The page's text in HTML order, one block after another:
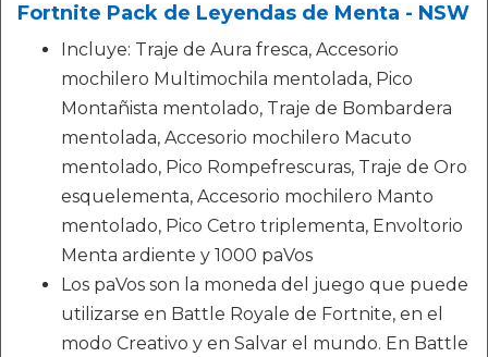
Fortnite Pack de Leyendas de Menta - NSW
Incluye: Traje de Aura fresca, Accesorio
mochilero Multimochila mentolada, Pico
Montañista mentolado, Traje de Bombardera
mentolada, Accesorio mochilero Macuto
mentolado, Pico Rompefrescuras, Traje de Oro
esquelementa, Accesorio mochilero Manto
mentolado, Pico Cetro triplementa, Envoltorio
Menta ardiente y 1000 paVos
Los paVos son la moneda del juego que puede
utilizarse en Battle Royale de Fortnite, en el
modo Creativo y en Salvar el mundo. En Battle